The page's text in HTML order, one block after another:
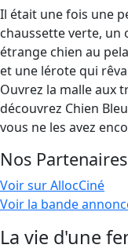
Il était une fois une
chaussette verte,
étrange chien au
et une lérote qui
Ouvrez la malle aux
découvrez Chien
vous ne les avez
Nos Partenaires
Voir sur AllocCiné
Voir la bande
La vie d'une